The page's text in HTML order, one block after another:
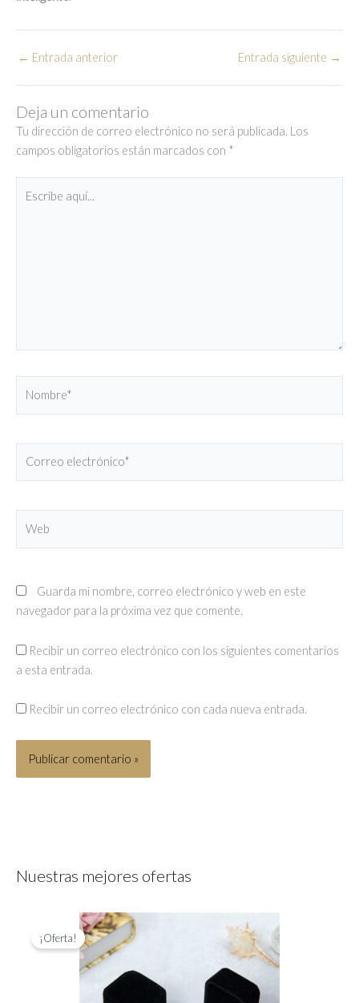
← Entrada anterior Entrada siguiente →
Deja un comentario
Tu dirección de correo electrónico no será publicada. Los
campos obligatorios están marcados con *
aquí...
Guarda mi nombre, correo electrónico y web en este
navegador para la próxima vez que comente.
Recibir un correo electrónico con los siguientes comentarios
a esta entrada.
Recibir un correo electrónico con cada nueva entrada.
Nuestras mejores ofertas
¡Oferta!